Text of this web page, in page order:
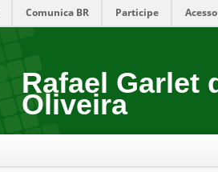
Comunica BR Participe
Rafael Garlet
Oliveira